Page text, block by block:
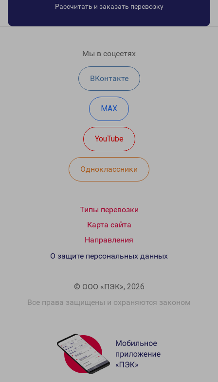
Рассчитать и заказать перевозку
Мы в соцсетях
ВКонтакте
MAX
YouTube
Одноклассники
Типы перевозки
Карта сайта
Направления
© ООО «ПЭК», 2026
Все права защищены и охраняются законом
О защите персональных данных